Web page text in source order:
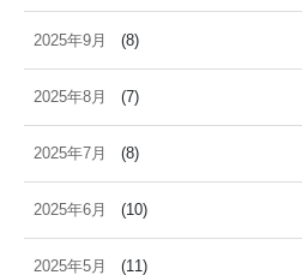
2025年9月 (8)
2025年8月 (7)
2025年7月 (8)
2025年6月 (10)
2025年5月 (11)